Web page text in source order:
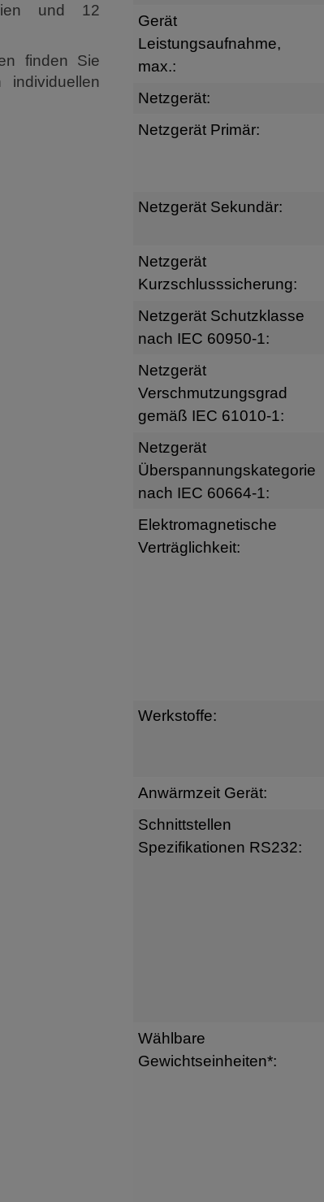
und 12
finden Sie
Gerät
Leistungsaufnahme,
max.:
Netzgerät:
Netzgerät Primär:
Netzgerät Sekundär:
Netzgerät
Kurzschlusssicherung:
Netzgerät Schutzklasse
nach IEC 60950-1:
Netzgerät
Verschmutzungsgrad
gemäß IEC 61010-1:
Netzgerät
Überspannungskategorie
nach IEC 60664-1:
Elektromagnetische
Verträglichkeit:
Werkstoffe:
Anwärmzeit Gerät:
Schnittstellen
Spezifikationen RS232:
Wählbare
Gewichtseinheiten*: